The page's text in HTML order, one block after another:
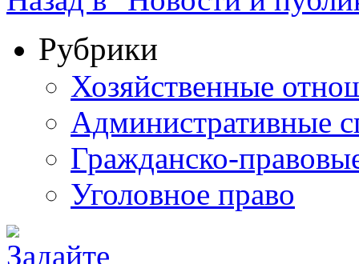
Рубрики
Хозяйственные
Административные
Гражданско-
Уголовное право